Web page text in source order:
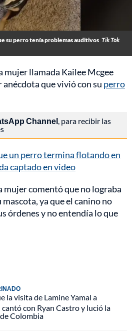
su perro tenía problemas auditivos Tik Tok
mujer llamada Kailee Mcgee
que vivió con su perro
Channel, para recibir las
un perro termina flotando en
captado en video
mujer comentó que no lograba
ya que el canino no
órdenes y no entendía lo que
la visita de Lamine Yamal a
con Ryan Castro y lució la
Colombia